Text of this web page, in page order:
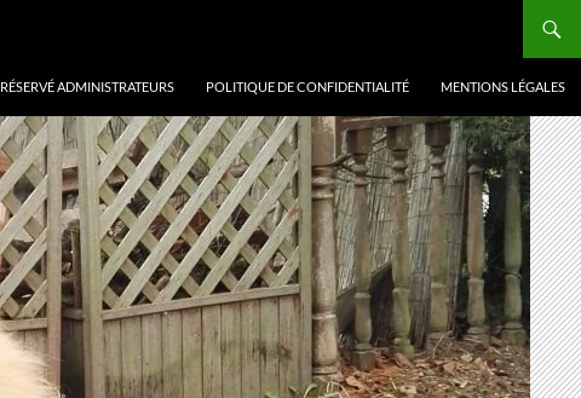
RÉSERVÉ ADMINISTRATEURS POLITIQUE DE CONFIDENTIALITÉ MENTIONS LÉGALES